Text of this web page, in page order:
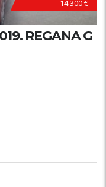
14.300 €
REGANA G